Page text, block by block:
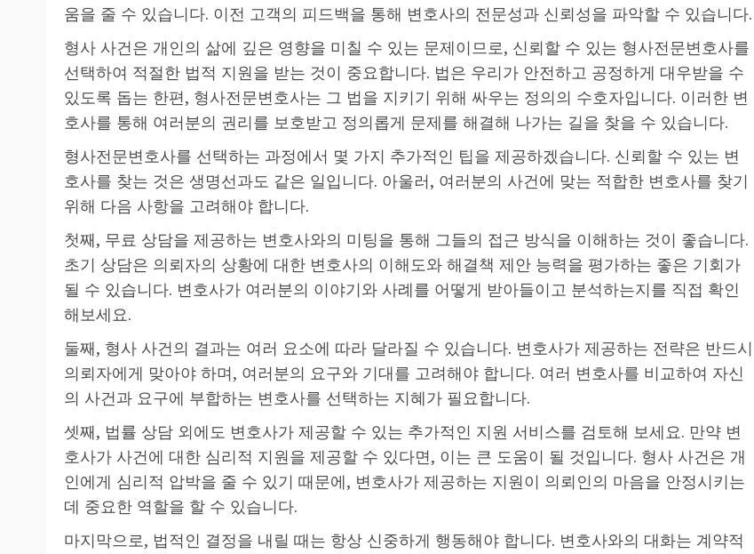
움을 줄 수 있습니다. 이전 고객의 피드백을 통해 변호사의 전문성과 신뢰성을 파악할 수 있습니다.
형사 사건은 개인의 삶에 깊은 영향을 미칠 수 있는 문제이므로, 신뢰할 수 있는 형사전문변호사를
선택하여 적절한 법적 지원을 받는 것이 중요합니다. 법은 우리가 안전하고 공정하게 대우받을 수
있도록 돕는 한편, 형사전문변호사는 그 법을 지키기 위해 싸우는 정의의 수호자입니다. 이러한 변
호사를 통해 여러분의 권리를 보호받고 정의롭게 문제를 해결해 나가는 길을 찾을 수 있습니다.
형사전문변호사를 선택하는 과정에서 몇 가지 추가적인 팁을 제공하겠습니다. 신뢰할 수 있는 변
호사를 찾는 것은 생명선과도 같은 일입니다. 아울러, 여러분의 사건에 맞는 적합한 변호사를 찾기
위해 다음 사항을 고려해야 합니다.
첫째, 무료 상담을 제공하는 변호사와의 미팅을 통해 그들의 접근 방식을 이해하는 것이 좋습니다.
초기 상담은 의뢰자의 상황에 대한 변호사의 이해도와 해결책 제안 능력을 평가하는 좋은 기회가
될 수 있습니다. 변호사가 여러분의 이야기와 사례를 어떻게 받아들이고 분석하는지를 직접 확인
해보세요.
둘째, 형사 사건의 결과는 여러 요소에 따라 달라질 수 있습니다. 변호사가 제공하는 전략은 반드시
의뢰자에게 맞아야 하며, 여러분의 요구와 기대를 고려해야 합니다. 여러 변호사를 비교하여 자신
의 사건과 요구에 부합하는 변호사를 선택하는 지혜가 필요합니다.
셋째, 법률 상담 외에도 변호사가 제공할 수 있는 추가적인 지원 서비스를 검토해 보세요. 만약 변
호사가 사건에 대한 심리적 지원을 제공할 수 있다면, 이는 큰 도움이 될 것입니다. 형사 사건은 개
인에게 심리적 압박을 줄 수 있기 때문에, 변호사가 제공하는 지원이 의뢰인의 마음을 안정시키는
데 중요한 역할을 할 수 있습니다.
마지막으로, 법적인 결정을 내릴 때는 항상 신중하게 행동해야 합니다. 변호사와의 대화는 계약적